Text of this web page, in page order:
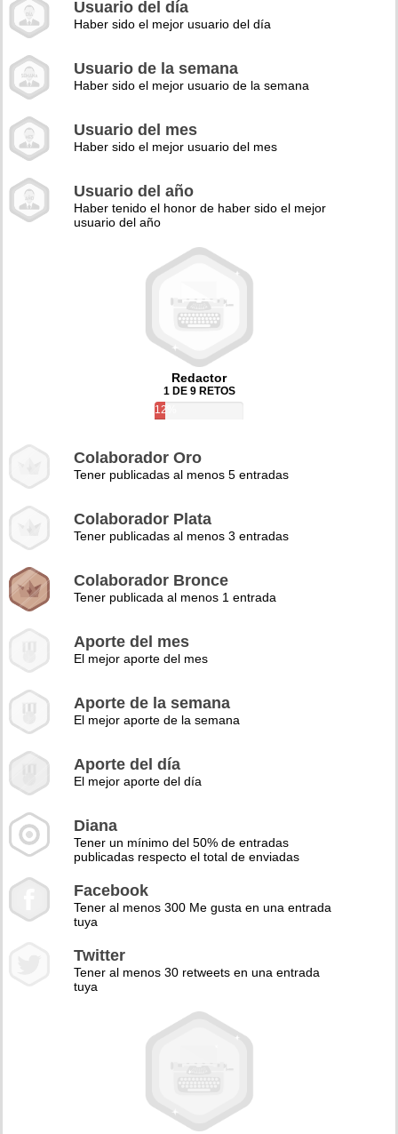
Usuario del día
Haber sido el mejor usuario del día
Usuario de la semana
Haber sido el mejor usuario de la semana
Usuario del mes
Haber sido el mejor usuario del mes
Usuario del año
Haber tenido el honor de haber sido el mejor
usuario del año
Redactor
1 DE 9 RETOS
12%
Colaborador Oro
Tener publicadas al menos 5 entradas
Colaborador Plata
Tener publicadas al menos 3 entradas
Colaborador Bronce
Tener publicada al menos 1 entrada
Aporte del mes
El mejor aporte del mes
Aporte de la semana
El mejor aporte de la semana
Aporte del día
El mejor aporte del día
Diana
Tener un mínimo del 50% de entradas
publicadas respecto el total de enviadas
Facebook
Tener al menos 300 Me gusta en una entrada
tuya
Twitter
Tener al menos 30 retweets en una entrada
tuya